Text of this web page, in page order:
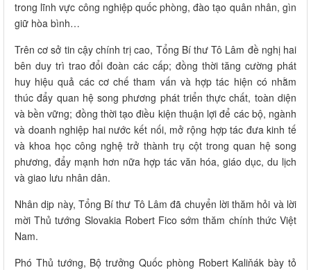
trong lĩnh vực công nghiệp quốc phòng, đào tạo quân nhân, gìn
giữ hòa bình…
Trên cơ sở tin cậy chính trị cao, Tổng Bí thư Tô Lâm đề nghị hai
bên duy trì trao đổi đoàn các cấp; đồng thời tăng cường phát
huy hiệu quả các cơ chế tham vấn và hợp tác hiện có nhằm
thúc đẩy quan hệ song phương phát triển thực chất, toàn diện
và bền vững; đồng thời tạo điều kiện thuận lợi để các bộ, ngành
và doanh nghiệp hai nước kết nối, mở rộng hợp tác đưa kinh tế
và khoa học công nghệ trở thành trụ cột trong quan hệ song
phương, đẩy mạnh hơn nữa hợp tác văn hóa, giáo dục, du lịch
và giao lưu nhân dân.
Nhân dịp này, Tổng Bí thư Tô Lâm đã chuyển lời thăm hỏi và lời
mời Thủ tướng Slovakia Robert Fico sớm thăm chính thức Việt
Nam.
Phó Thủ tướng, Bộ trưởng Quốc phòng Robert Kaliňák bày tỏ